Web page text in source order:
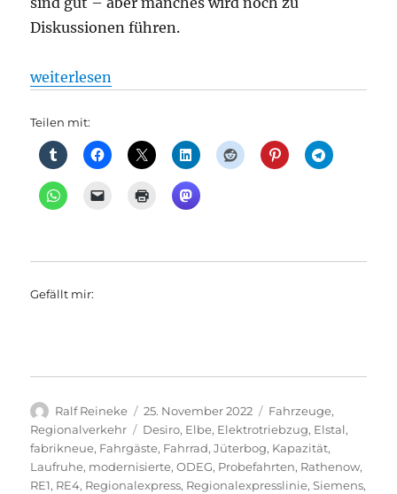
Diskussionen führen.
„Regionalverkehr: Der erste neue Zug für Berlin
weiterlesen
Teilen mit:
Gefällt mir:
Autor
Ralf Reineke
Veröffentlicht
am
25. November 2022 Kategorien
Fahrzeuge,
Regionalverkehr
Schlagwörter
Desiro, Elbe, Elektrotriebzug, Elstal,
fabrikneue, Fahrgäste, Fahrrad,Jüterbog, Kapazität,
Laufruhe, modernisierte,ODEG, Probefahrten, Rathenow,
RE1, RE4, Regionalexpress, Regionalexpresslinie,Siemens,